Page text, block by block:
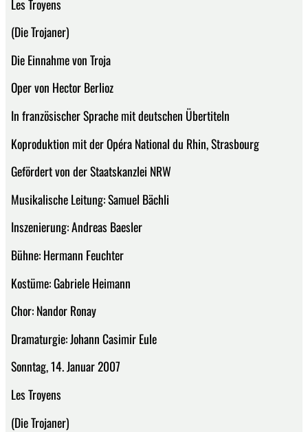
Les Troyens
(Die Trojaner)
Die Einnahme von Troja
Oper von Hector Berlioz
In französischer Sprache mit deutschen Übertiteln
Koproduktion mit der Opéra National du Rhin, Strasbourg
Gefördert von der Staatskanzlei NRW
Musikalische Leitung: Samuel Bächli
Inszenierung: Andreas Baesler
Bühne: Hermann Feuchter
Kostüme: Gabriele Heimann
Chor: Nandor Ronay
Dramaturgie: Johann Casimir Eule
Sonntag, 14. Januar 2007
Les Troyens
(Die Trojaner)